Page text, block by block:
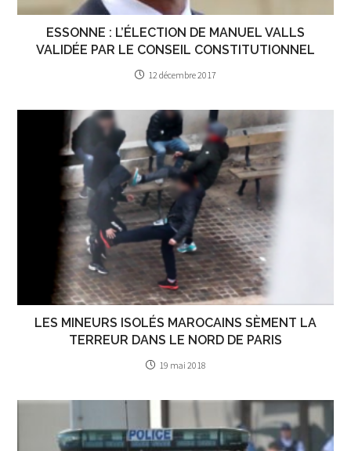
ESSONNE : L’ÉLECTION DE MANUEL VALLS
VALIDÉE PAR LE CONSEIL CONSTITUTIONNEL
12 décembre 2017
LES MINEURS ISOLÉS MAROCAINS SÈMENT LA
TERREUR DANS LE NORD DE PARIS
19 mai 2018